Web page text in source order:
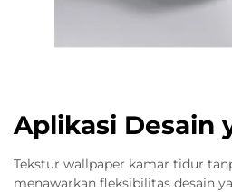
Aplikasi Desain
Tekstur wallpaper kamar tidur
menawarkan fleksibilitas desain